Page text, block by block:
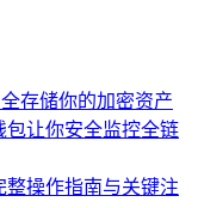
存储你的加密资产
包让你安全监控全链
整操作指南与关键注